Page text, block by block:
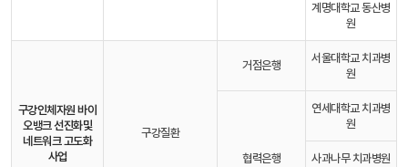
계명대학교 동산병
원
구강인체자원 바이
오뱅크 선진화및
네트워크 고도화
사업
구강질환
거점은행
서울대학교 치과병
원
협력은행
연세대학교 치과병
원
사과나무 치과병원